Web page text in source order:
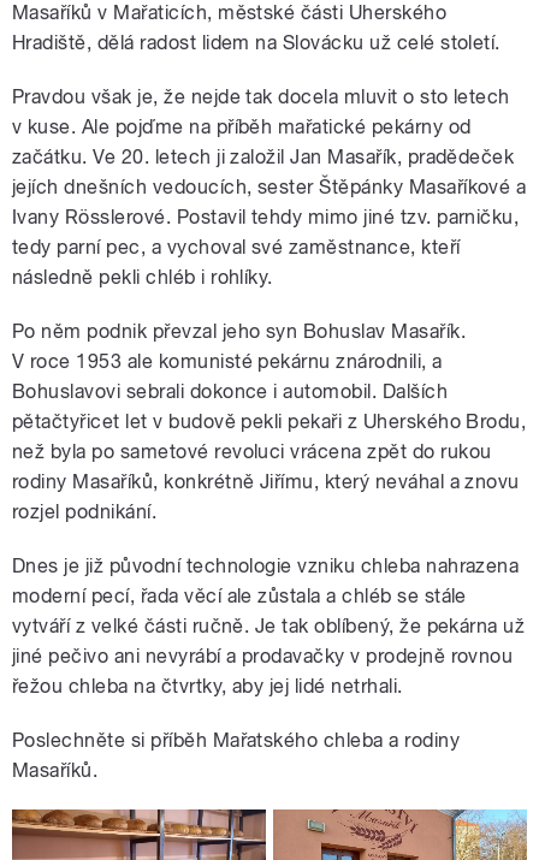
Masaříků v Mařaticích, městské části Uherského
Hradiště, dělá radost lidem na Slovácku už celé století.
Pravdou však je, že nejde tak docela mluvit o sto letech
v kuse. Ale pojďme na příběh mařatické pekárny od
začátku. Ve 20. letech ji založil Jan Masařík, pradědeček
jejích dnešních vedoucích, sester Štěpánky Masaříkové a
Ivany Rösslerové. Postavil tehdy mimo jiné tzv. parničku,
tedy parní pec, a vychoval své zaměstnance, kteří
následně pekli chléb i rohlíky.
Po něm podnik převzal jeho syn Bohuslav Masařík.
V roce 1953 ale komunisté pekárnu znárodnili, a
Bohuslavovi sebrali dokonce i automobil. Dalších
pětačtyřicet let v budově pekli pekaři z Uherského Brodu,
než byla po sametové revoluci vrácena zpět do rukou
rodiny Masaříků, konkrétně Jiřímu, který neváhal a znovu
rozjel podnikání.
Dnes je již původní technologie vzniku chleba nahrazena
moderní pecí, řada věcí ale zůstala a chléb se stále
vytváří z velké části ručně. Je tak oblíbený, že pekárna už
jiné pečivo ani nevyrábí a prodavačky v prodejně rovnou
řežou chleba na čtvrtky, aby jej lidé netrhali.
Poslechněte si příběh Mařatského chleba a rodiny
Masaříků.